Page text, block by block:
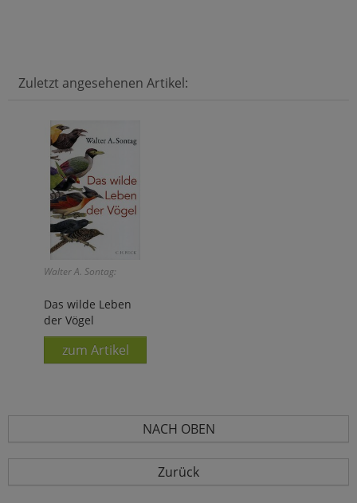
Zuletzt angesehenen Artikel:
Walter A. Sontag:
Das wilde Leben
der Vögel
zum Artikel
NACH OBEN
Zurück